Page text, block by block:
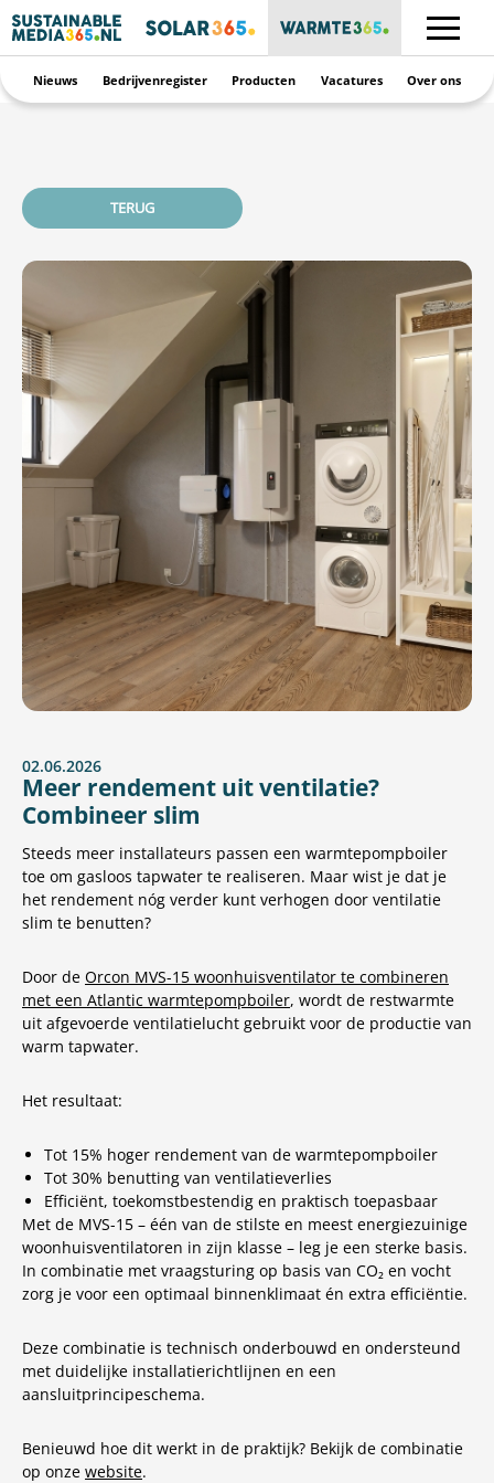
Nieuws Bedrijvenregister Producten Vacatures Over ons
TERUG
02.06.2026
Meer rendement uit ventilatie?
Combineer slim
Steeds meer installateurs passen een warmtepompboiler
toe om gasloos tapwater te realiseren. Maar wist je dat je
het rendement nóg verder kunt verhogen door ventilatie
slim te benutten?
Door de Orcon MVS-15 woonhuisventilator te combineren
met een Atlantic warmtepompboiler, wordt de restwarmte
uit afgevoerde ventilatielucht gebruikt voor de productie van
warm tapwater.
Het resultaat:
Tot 15% hoger rendement van de warmtepompboiler
Tot 30% benutting van ventilatieverlies
Efficiënt, toekomstbestendig en praktisch toepasbaar
Met de MVS-15 – één van de stilste en meest energiezuinige
woonhuisventilatoren in zijn klasse – leg je een sterke basis.
In combinatie met vraagsturing op basis van CO₂ en vocht
zorg je voor een optimaal binnenklimaat én extra efficiëntie.
Deze combinatie is technisch onderbouwd en ondersteund
met duidelijke installatierichtlijnen en een
aansluitprincipeschema.
Benieuwd hoe dit werkt in de praktijk? Bekijk de combinatie
op onze website.